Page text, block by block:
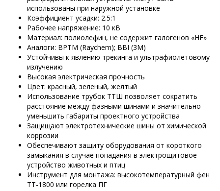
использованы при наружной установке
Коэффициент усадки: 2.5:1
Рабочее напряжение: 10 кВ
Материал: полиолефин, не содержит галогенов «HF»
Аналоги: BPTM (Raychem); BBI (3M)
Устойчивы к явлению трекинга и ультрафиолетовому
излучению
Высокая электрическая прочность
Цвет: красный, зеленый, желтый
Использование трубок ТТШ позволяет сократить
расстояние между фазными шинами и значительно
уменьшить габариты проектного устройства
Защищают электротехнические шины от химической
коррозии
Обеспечивают защиту оборудования от короткого
замыкания в случае попадания в электрощитовое
устройство животных и птиц
Инструмент для монтажа: высокотемпературный фен
ТТ-1800 или горелка ПГ